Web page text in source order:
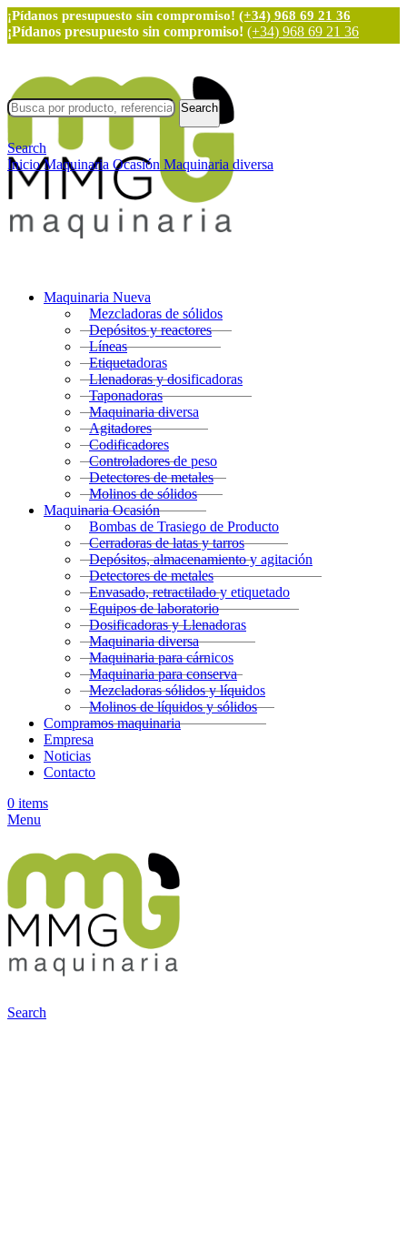
¡Pídanos presupuesto sin compromiso! (+34) 968 69 21 36
¡Pídanos presupuesto sin compromiso! (+34) 968 69 21 36
Maquinaria Nueva
Mezcladoras de sólidos
Depósitos y reactores
Líneas
Etiquetadoras
Llenadoras y dosificadoras
Taponadoras
Maquinaria diversa
Agitadores
Codificadores
Controladores de peso
Detectores de metales
Molinos de sólidos
Maquinaria Ocasión
Bombas de Trasiego de Producto
Cerradoras de latas y tarros
Depósitos, almacenamiento y agitación
Detectores de metales
Envasado, retractilado y etiquetado
Equipos de laboratorio
Dosificadoras y Llenadoras
Maquinaria diversa
Maquinaria para cárnicos
Maquinaria para conserva
Mezcladoras sólidos y líquidos
Molinos de líquidos y sólidos
Compramos maquinaria
Empresa
Noticias
Contacto
0 items
Menu
Search
Search
Search
InicioMaquinaria Ocasión Maquinaria diversa